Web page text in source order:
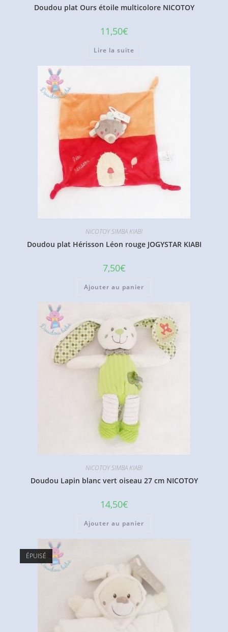
Doudou plat Ours étoile multicolore NICOTOY
11,50€
Lire la suite
NICOTOY SIMBA KIABI
Doudou plat Hérisson Léon rouge JOGYSTAR KIABI
7,50€
Ajouter au panier
NICOTOY SIMBA KIABI
Doudou Lapin blanc vert oiseau 27 cm NICOTOY
14,50€
Ajouter au panier
ÉPUISÉ